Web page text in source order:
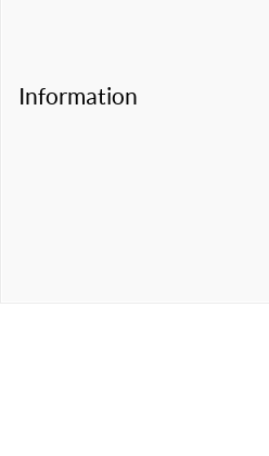
Information